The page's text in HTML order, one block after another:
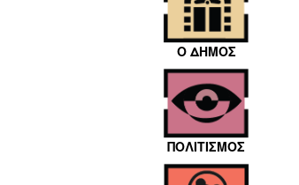
Ο ΔΗΜΟΣ
ΠΟΛΙΤΙΣΜΟΣ